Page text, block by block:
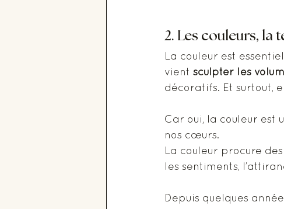
2. Les couleurs, la
La couleur est
vient sculpter les
décoratifs. Et surtout,
Car oui, la couleur est
nos cœurs.
La couleur procure
les sentiments,
Depuis quelques